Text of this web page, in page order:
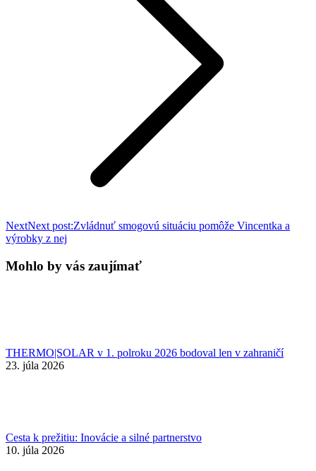
NextNext post:Zvládnuť smogovú situáciu pomôže Vincentka a
výrobky z nej
Mohlo by vás zaujímať
THERMO|SOLAR v 1. polroku 2026 bodoval len v zahraničí
23. júla 2026
Cesta k prežitiu: Inovácie a silné partnerstvo
10. júla 2026